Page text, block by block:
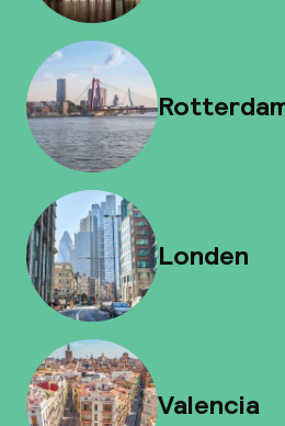
Londen
Valencia